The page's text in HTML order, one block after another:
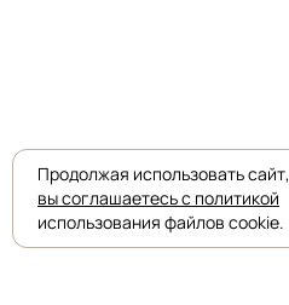
Продолжая использовать сайт,
вы соглашаетесь с политикой
использования файлов cookie.